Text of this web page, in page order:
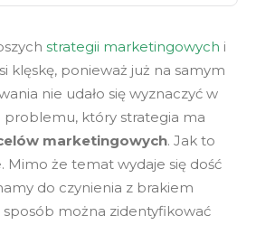
strategii marketingowych i
klęskę, ponieważ już na samym
nie udało się wyznaczyć w
problemu, który strategia ma
marketingowych. Jak to
Mimo że temat wydaje się dość
do czynienia z brakiem
sposób można zidentyfikować